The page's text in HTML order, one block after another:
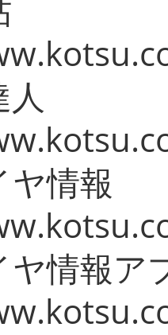
情報
ヤ情報ア